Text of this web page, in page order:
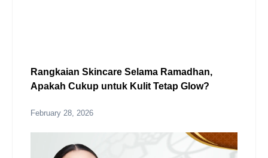
Rangkaian Skincare Selama Ramadhan,
Apakah Cukup untuk Kulit Tetap Glow?
February 28, 2026